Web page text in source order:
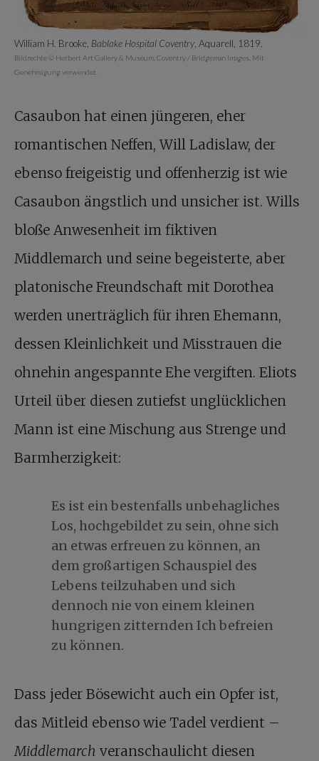
William H. Brooke, Bablake Hospital Coventry, Aquarell, 1819.
Bildrechte © Herbert Art Gallery & Museum, Coventry / Bridgeman Images. Mit
Genehmigung verwendet.
Casaubon hat einen jüngeren, eher
romantischen Neffen, Will Ladislaw, der
ebenso freigeistig und offenherzig ist wie
Casaubon ängstlich und unsicher ist. Wills
bloße Anwesenheit im fiktiven
Middlemarch und seine begeisterte, aber
platonische Freundschaft mit Dorothea
werden unerträglich für ihren Ehemann,
dessen Kleinlichkeit und Misstrauen die
ohnehin angespannte Ehe vergiften. Eliots
Urteil über diesen zutiefst unglücklichen
Mann ist eine Mischung aus Strenge und
Barmherzigkeit:
Es ist ein bestenfalls unbehagliches
Los, hochgebildet zu sein, ohne sich
an etwas erfreuen zu können, an
dem großartigen Schauspiel des
Lebens teilzuhaben und sich
dennoch nie von einem kleinen
hungrigen zitternden Ich befreien
zu können.
Dass jeder Bösewicht auch ein Opfer ist,
das Mitleid ebenso wie Tadel verdient –
Middlemarch veranschaulicht diesen